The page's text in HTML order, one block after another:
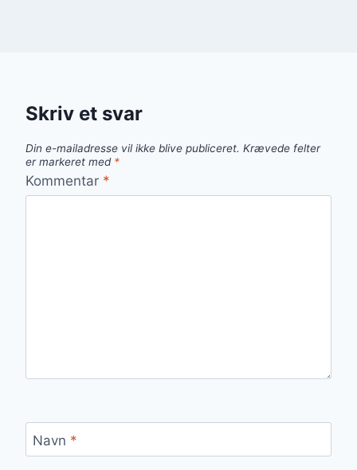
Skriv et svar
Din e-mailadresse vil ikke blive publiceret. Krævede felter
er markeret med *
Kommentar *
Navn *